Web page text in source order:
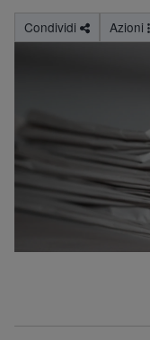
Condividi Azioni